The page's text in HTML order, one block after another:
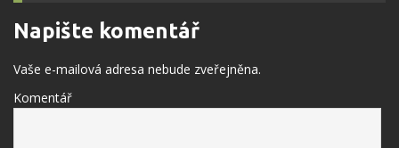
Napište komentář
Vaše e-mailová adresa nebude zveřejněna.
Komentář